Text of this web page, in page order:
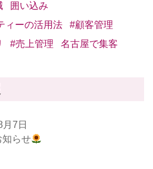
囲い込み
ィーの活用法
#顧客管理
#売上管理
名古屋で集客
7日
知らせ